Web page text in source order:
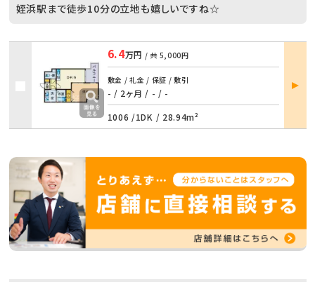
姪浜駅まで徒歩10分の立地も嬉しいですね☆
6.4万円 / 共 5,000円
敷金 / 礼金 / 保証 / 敷引
- / 2ヶ月 / - / -
1006 /1DK / 28.94m²
部屋
詳細